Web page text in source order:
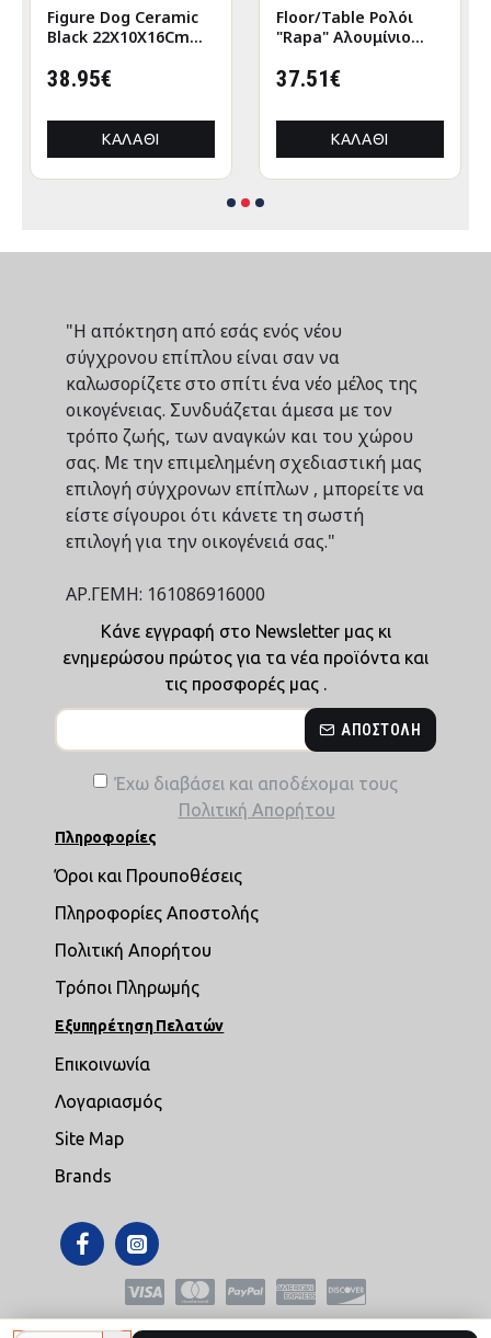
Figure Dog Ceramic
Black 22X10X16Cm
38.95€
ΚΑΛΆΘΙ
Floor/Table Ρολόι
"Rapa" Αλουμίνιο
155 cm D. 205 cm
37.51€
ΚΑΛΆΘΙ
"Η απόκτηση από εσάς ενός νέου
σύγχρονου επίπλου είναι σαν να
καλωσορίζετε στο σπίτι ένα νέο μέλος της
οικογένειας. Συνδυάζεται άμεσα με τον
τρόπο ζωής, των αναγκών και του χώρου
σας. Με την επιμελημένη σχεδιαστική μας
επιλογή σύγχρονων επίπλων , μπορείτε να
είστε σίγουροι ότι κάνετε τη σωστή
επιλογή για την οικογένειά σας."
ΑΡ.ΓΕΜΗ: 161086916000
Κάνε εγγραφή στο Newsletter μας κι
ενημερώσου πρώτος για τα νέα προϊόντα και
τις προσφορές μας .
ΑΠΟΣΤΟΛΉ
Έχω διαβάσει και αποδέχομαι τους
Πολιτική Απορήτου
Πληροφορίες
Όροι και Προυποθέσεις
Πληροφορίες Αποστολής
Πολιτική Απορήτου
Τρόποι Πληρωμής
Εξυπηρέτηση Πελατών
Επικοινωνία
Λογαριασμός
Site Map
Brands
Copyright © 2021,mikroepipla.gr , All Rights Reserved